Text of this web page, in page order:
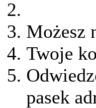
Możesz
Twoje
pasek